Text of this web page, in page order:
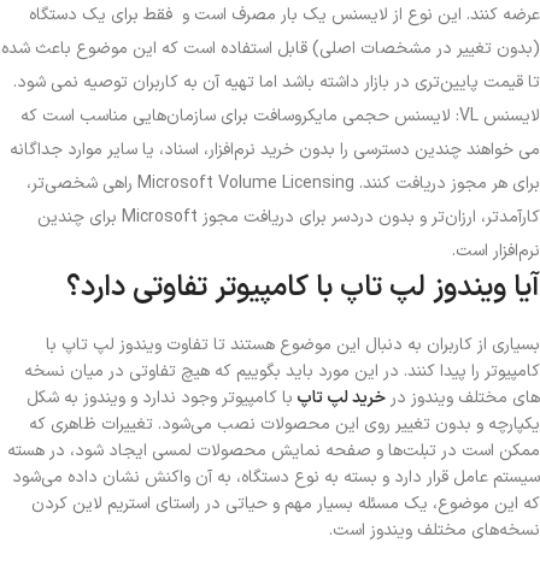
عرضه کنند. این نوع از لایسنس یک بار مصرف است و فقط برای یک دستگاه
(بدون تغییر در مشخصات اصلی) قابل استفاده است که این موضوع باعث شده
تا قیمت پایین‌تری در بازار داشته باشد اما تهیه آن به کاربران توصیه نمی شود.
لایسنس VL: لایسنس حجمی مایکروسافت برای سازمان‌هایی مناسب است که
می خواهند چندین دسترسی را بدون خرید نرم‌افزار، اسناد، یا سایر موارد جداگانه
برای هر مجوز دریافت کنند. Microsoft Volume Licensing راهی شخصی‌تر،
کارآمدتر، ارزان‌تر و بدون دردسر برای دریافت مجوز Microsoft برای چندین
نرم‌افزار است.
آیا ویندوز لپ تاپ با کامپیوتر تفاوتی دارد؟
بسیاری از کاربران به دنبال این موضوع هستند تا تفاوت ویندوز لپ تاپ با
کامپیوتر را پیدا کنند. در این مورد باید بگوییم که هیچ تفاوتی در میان نسخه
های مختلف ویندوز در خرید لپ تاپ با کامپیوتر وجود ندارد و ویندوز به شکل
یکپارچه و بدون تغییر روی این محصولات نصب می‌شود. تغییرات ظاهری که
ممکن است در تبلت‌ها و صفحه نمایش محصولات لمسی ایجاد شود، در هسته
سیستم عامل قرار دارد و بسته به نوع دستگاه، به آن واکنش نشان داده می‌شود
که این موضوع، یک مسئله بسیار مهم و حیاتی در راستای استریم لاین کردن
نسخه‌های مختلف ویندوز است.